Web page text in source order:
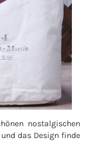
nostalgischen
das Design finde